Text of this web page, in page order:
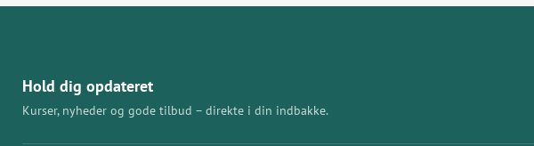
Hold dig opdateret
Kurser, nyheder og gode tilbud – direkte i din indbakke.